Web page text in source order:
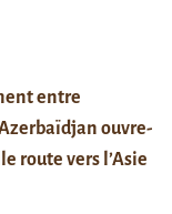
entre
ouvre-
route vers l’Asie